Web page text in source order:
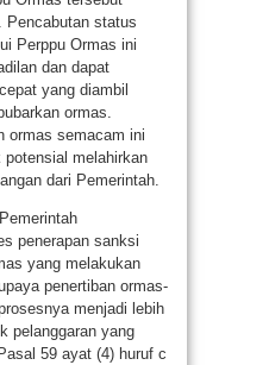
Pencabutan status
Perppu Ormas ini
dan dapat
yang diambil
ormas.
ormas semacam ini
potensial melahirkan
dari Pemerintah.
penerapan sanksi
yang melakukan
penertiban ormas-
menjadi lebih
pelanggaran yang
59 ayat (4) huruf c